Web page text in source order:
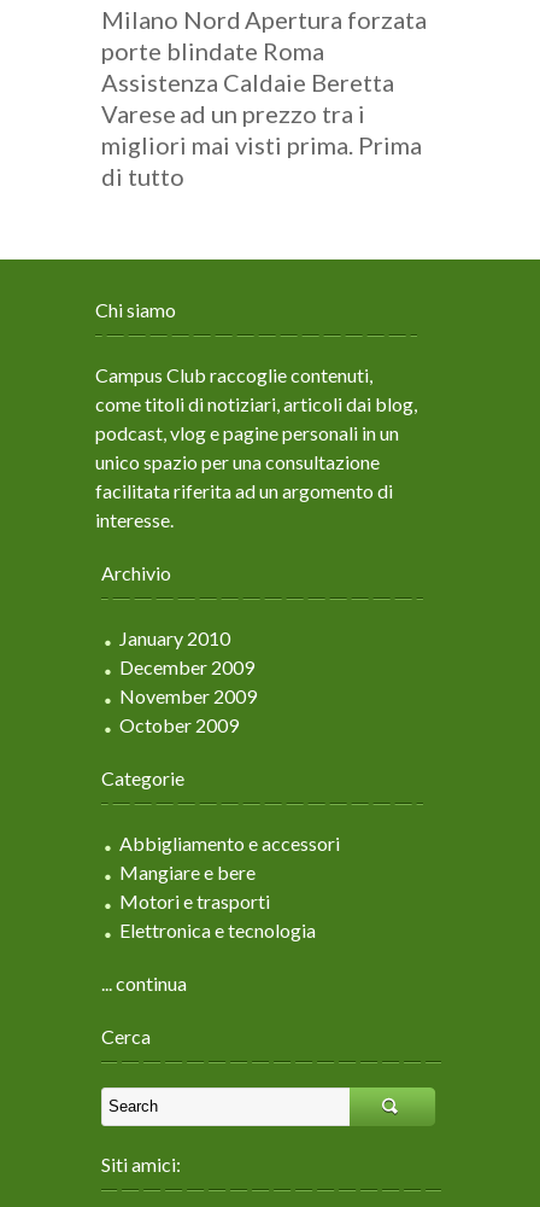
Milano Nord Apertura forzata
porte blindate Roma
Assistenza Caldaie Beretta
Varese ad un prezzo tra i
migliori mai visti prima. Prima
di tutto
Chi siamo
Campus Club raccoglie contenuti,
come titoli di notiziari, articoli dai blog,
podcast, vlog e pagine personali in un
unico spazio per una consultazione
facilitata riferita ad un argomento di
interesse.
Archivio
January 2010
December 2009
November 2009
October 2009
Categorie
Abbigliamento e accessori
Mangiare e bere
Motori e trasporti
Elettronica e tecnologia
... continua
Cerca
Siti amici: